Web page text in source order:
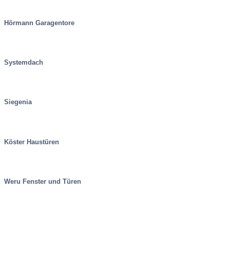
Hörmann Garagentore
Systemdach
Siegenia
Köster Haustüren
Weru Fenster und Türen